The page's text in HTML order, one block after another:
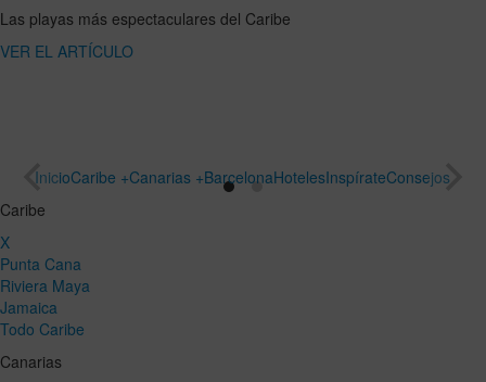
VER EL
ideal para
InicioCaribe +Canarias +BarcelonaHotelesInspírateConsejos
Caribe
X
Punta Cana
Riviera Maya
Jamaica
Todo Caribe
Canarias